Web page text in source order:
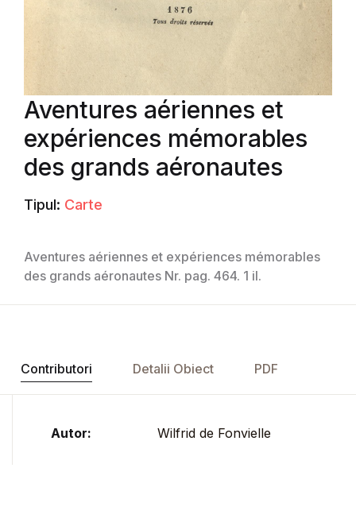
Aventures aériennes et
expériences mémorables
des grands aéronautes
Tipul: Carte
Aventures aériennes et expériences mémorables
des grands aéronautes Nr. pag. 464. 1 il.
Contributori Detalii Obiect PDF
Autor: Wilfrid de Fonvielle